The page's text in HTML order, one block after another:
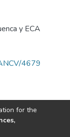
y ECA
4679
for the